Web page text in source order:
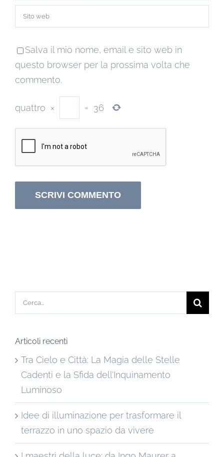
Salva il mio nome, email e sito web in
questo browser per la prossima volta che
commento.
quattro × = 36
Cerca
per:
Articoli recenti
Tra Cielo e Città: La Magia delle Stelle
Cadenti e la Sfida dell’Inquinamento
Luminoso
Idee di illuminazione per trasformare il
terrazzo in uno spazio da vivere